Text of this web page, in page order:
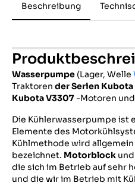
Beschreibung
Wasserpumpe (Lager, Welle
Traktoren der Serien
Kubota V3307 -Motoren
Die Kühlerwasserpumpe ist
Elemente des
Kühlmethode wird allgemein
bezeichnet. Motorblock und
die sich im Betrieb auf sehr
und die wir im Betrieb mit